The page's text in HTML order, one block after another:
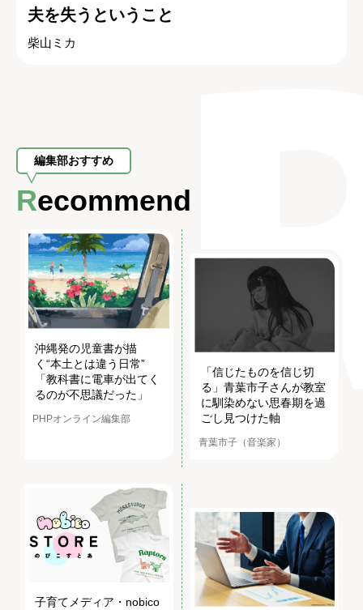
夫を失うということ
柴山ミカ
編集部おすすめ
Recommend
沖縄発の児童書が描
く“本土とは違う日常”
「教科書に電車が出てく
るのが不思議だった」
PHPオンライン編集部
「信じたものを信じ切
る」青葉市子さんが教室
に馴染めない思春期を過
ごし見つけた軸
青葉市子（音楽家）
子育てメディア・nobico